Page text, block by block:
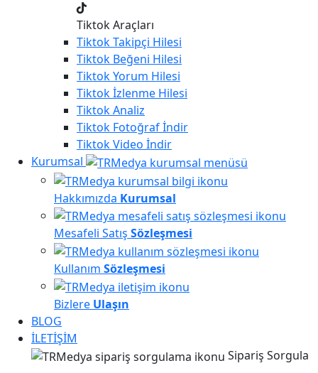
Tiktok Araçları
TiktokTakipçi Hilesi
Tiktok Beğeni Hilesi
TiktokYorum Hilesi
Tiktokİzlenme Hilesi
TiktokAnaliz
Tiktok Fotoğraf İndir
TiktokVideo İndir
Kurumsal
Hakkımızda Kurumsal
Mesafeli Satış Sözleşmesi
Kullanım Sözleşmesi
Bizlere Ulaşın
BLOG
İLETİŞİM
Sipariş Sorgula